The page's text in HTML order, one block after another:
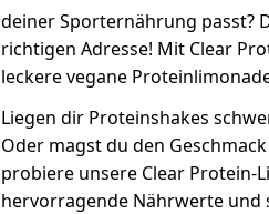
deiner Sporternährung passt?
richtigen Adresse! Mit Clear
leckere vegane
Liegen dir Proteinshakes
Oder magst du den
probiere unsere Clear Protein-
hervorragende Nährwerte und